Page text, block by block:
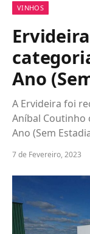
VINHOS
Ano
A Ervideira foi
Aníbal Coutinho
Ano (Sem
7 de Fevereiro, 2023